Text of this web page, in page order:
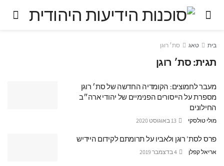
בית טאג סת׳ רוגן
תגית:סת׳ רוגן
מעבר לחמוצים: הקומדיה החדשה של סת׳ רוגן
מספרת על הייסורים הפנימיים של יהודי ארה״ב
החילונים
מולי טולסקי
פרס לסת' רוגן ולאביו על תרומתם לקידום היידיש
אריאל קפלן